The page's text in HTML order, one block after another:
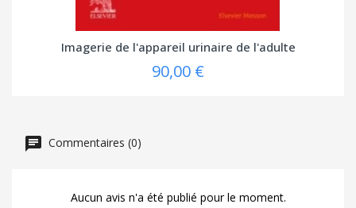
Imagerie de l'appareil urinaire de l'adulte
90,00 €
Commentaires (0)
Aucun avis n'a été publié pour le moment.